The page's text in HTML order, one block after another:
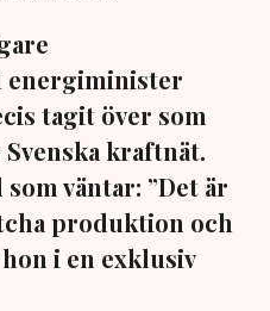
energiminister
tagit över som
kraftnät.
väntar: ”Det är
produktion och
i en exklusiv